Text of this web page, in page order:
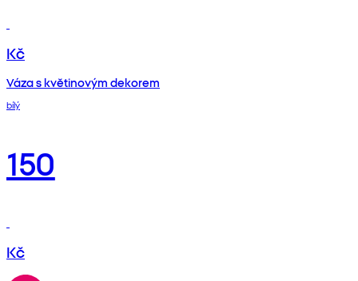
Kč
Váza s květinovým dekorem
bílý
150
Kč